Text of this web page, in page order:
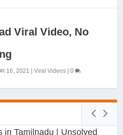
Viral Video, No
16, 2021 |Viral Videos |0